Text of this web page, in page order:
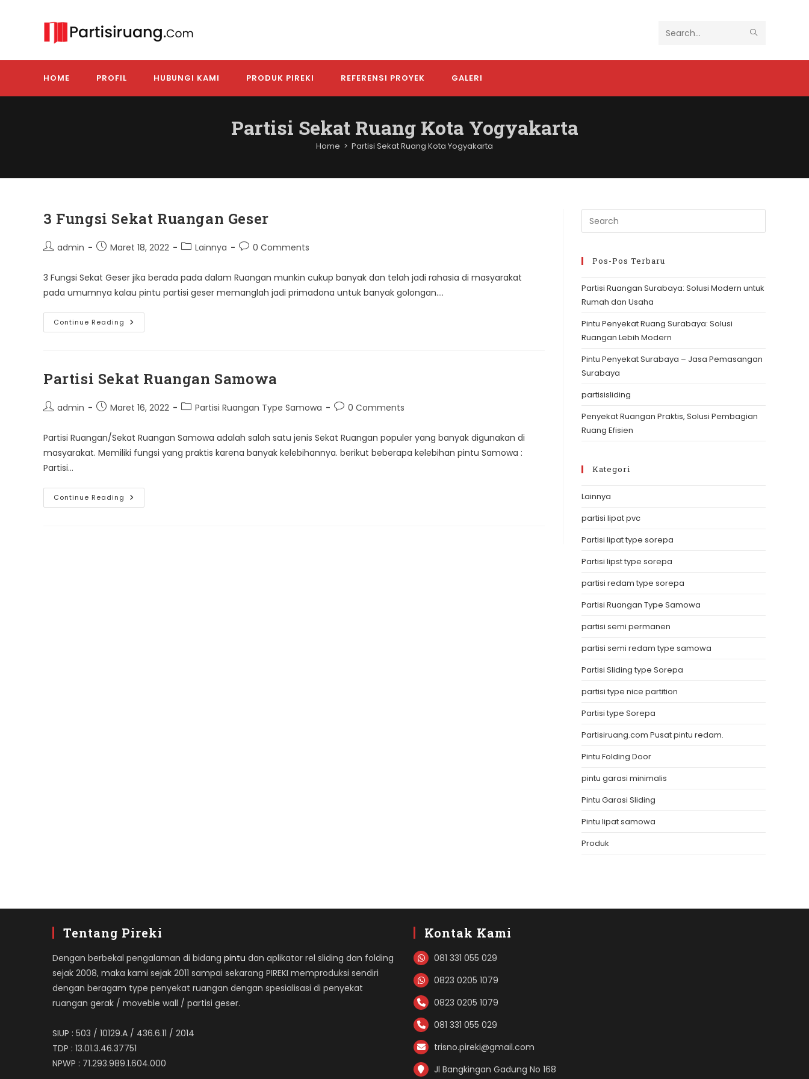
Search
this
SUBMIT
HOME PROFIL HUBUNGI KAMI PRODUK PIREKI REFERENSI PROYEK GALERI
Partisi Sekat Ruang Kota Yogyakarta
Home > Partisi Sekat Ruang Kota Yogyakarta
3 Fungsi Sekat Ruangan Geser
Postadmin
PostMaret 18, 2022
PostLainnya
Post0 Comments
3 Fungsi Sekat Geser jika berada pada dalam Ruangan munkin cukup banyak dan telah jadi rahasia di masyarakat
pada umumnya kalau pintu partisi geser memanglah jadi primadona untuk banyak golongan.…
Continue Reading
Fungsi
Partisi Sekat Ruangan Samowa
Postadmin
PostMaret 16, 2022
PostPartisi Ruangan Type Samowa
Post0 Comments
Partisi Ruangan/Sekat Ruangan Samowa adalah salah satu jenis Sekat Ruangan populer yang banyak digunakan di
masyarakat. Memiliki fungsi yang praktis karena banyak kelebihannya. berikut beberapa kelebihan pintu Samowa :
Partisi…
Continue Reading Partisi
Sekat
Escape
Pos-Pos Terbaru
Partisi Ruangan Surabaya: Solusi Modern untuk
Rumah dan Usaha
Pintu Penyekat Ruang Surabaya: Solusi
Ruangan Lebih Modern
Pintu Penyekat Surabaya – Jasa Pemasangan
Surabaya
partisisliding
Penyekat Ruangan Praktis, Solusi Pembagian
Ruang Efisien
Kategori
Lainnya
partisi lipat pvc
Partisi lipat type sorepa
Partisi lipst type sorepa
partisi redam type sorepa
Partisi Ruangan Type Samowa
partisi semi permanen
partisi semi redam type samowa
Partisi Sliding type Sorepa
partisi type nice partition
Partisi type Sorepa
Partisiruang.com Pusat pintu redam.
Pintu Folding Door
pintu garasi minimalis
Pintu Garasi Sliding
Pintu lipat samowa
Produk
Tentang Pireki
Dengan berbekal pengalaman di bidang pintu dan aplikator rel sliding dan folding
sejak 2008, maka kami sejak 2011 sampai sekarang PIREKI memproduksi sendiri
dengan beragam type penyekat ruangan dengan spesialisasi di penyekat
ruangan gerak / moveble wall / partisi geser.
SIUP : 503 / 10129.A / 436.6.11 / 2014
TDP : 13.01.3.46.37751
NPWP : 71.293.989.1.604.000
Kontak Kami
081 331 055 029
0823 0205 1079
0823 0205 1079
081 331 055 029
trisno.pireki@gmail.com
Jl Bangkingan Gadung No 168